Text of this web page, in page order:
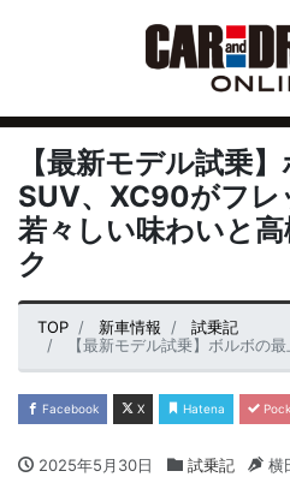
【最新モデル試乗
SUV、XC90がフレ
若々しい味わいと
ク
TOP 新車情報
試乗記
【最新モデル試乗】ボルボの最上級SUV、XC90がフレ
Facebook X Hatena
2025年5月30日 試乗記 横